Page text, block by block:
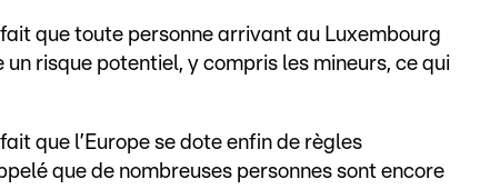
que toute personne arrivant au Luxembourg
risque potentiel, y compris les mineurs, ce qui
que l’Europe se dote enfin de règles
que de nombreuses personnes sont encore